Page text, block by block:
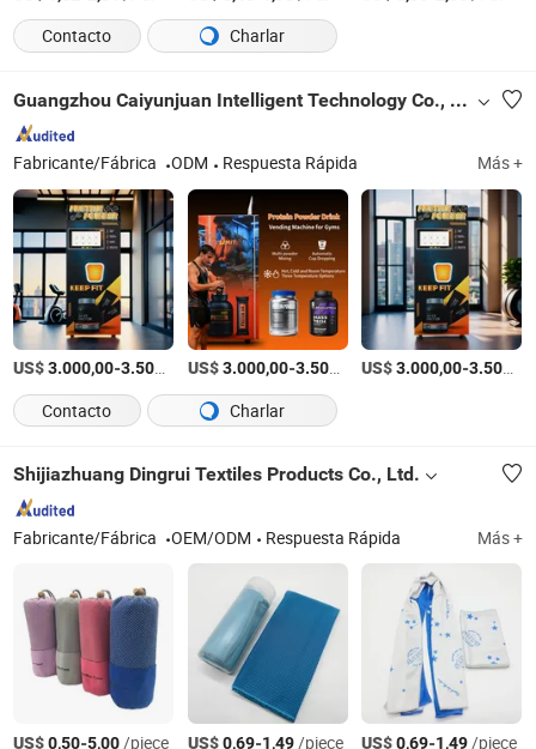
Contacto
Charlar
Guangzhou Caiyunjuan Intelligent Technology Co., Ltd.
Fabricante/Fábrica ODM Respuesta Rápida Más +
US$3.000,00-3.500,00 /Set
US$3.000,00-3.500,00 /Set
US$3.000,00-3.500,00
Contacto
Charlar
Shijiazhuang Dingrui Textiles Products Co., Ltd.
Fabricante/Fábrica OEM/ODM Respuesta Rápida Más +
US$0,50-5,00/piece US$0,69-1,49/piece US$0,69-1,49/piece